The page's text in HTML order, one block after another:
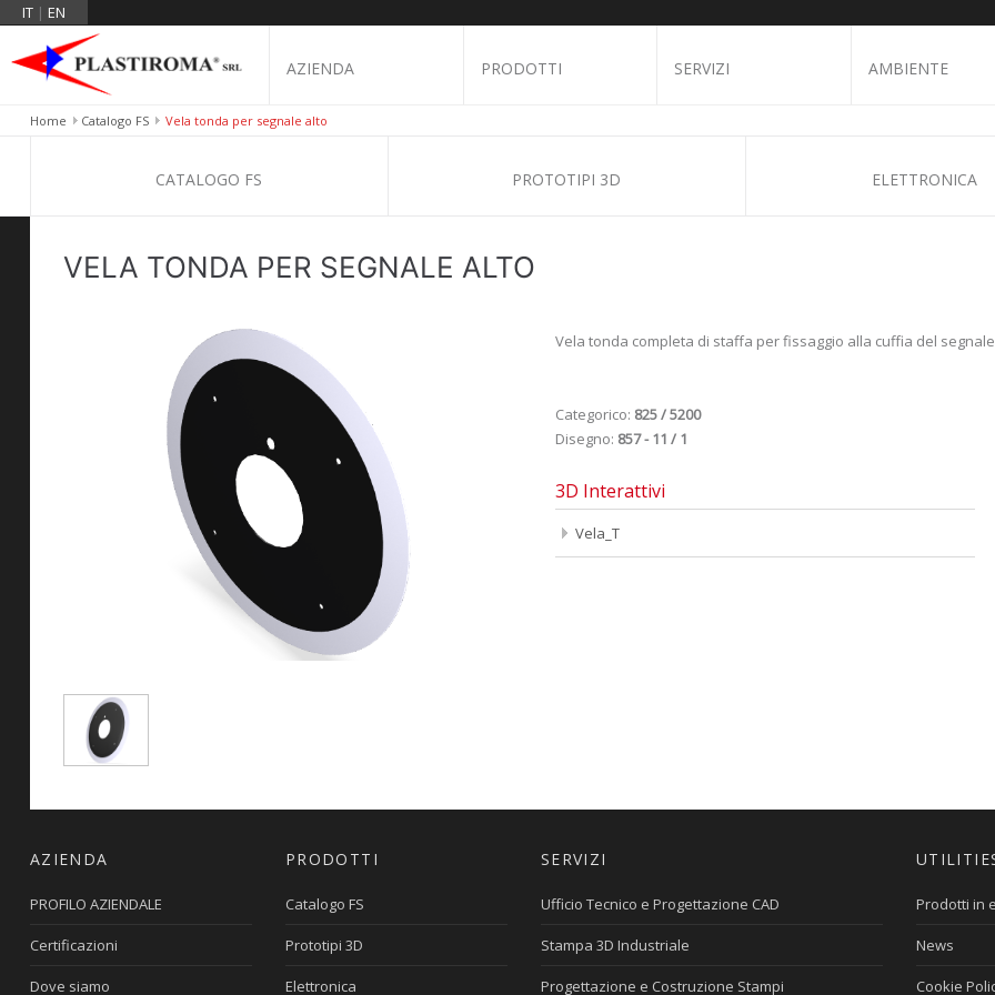
IT | EN
AZIENDA PRODOTTI SERVIZI AMBIENTE
Home Catalogo FS Vela tonda per segnale alto
CATALOGO FS PROTOTIPI 3D ELETTRONICA
VELA TONDA PER SEGNALE ALTO
Vela tonda completa di staffa per fissaggio alla cuffia del
Categorico: 825 / 5200
Disegno: 857 - 11 / 1
3D Interattivi
Vela_T
AZIENDA
PROFILO AZIENDALE
Certificazioni
Dove siamo
PRODOTTI
Catalogo FS
Prototipi 3D
Elettronica
SERVIZI
Ufficio Tecnico e Progettazione CAD
Stampa 3D Industriale
Progettazione e Costruzione Stampi
Prodotti in
News
Cookie